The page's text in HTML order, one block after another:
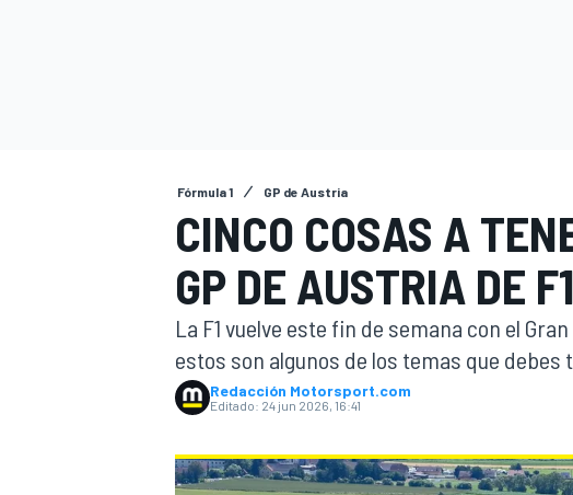
INDYCAR
Fórmula 1 GP de Austria
CINCO COSAS A
GP DE AUSTRIA DE F1
La F1 vuelve este fin de semana con el
estos son algunos de los temas que debes
Redacción Motorsport.com
Editado: 24 jun 2026, 16:41